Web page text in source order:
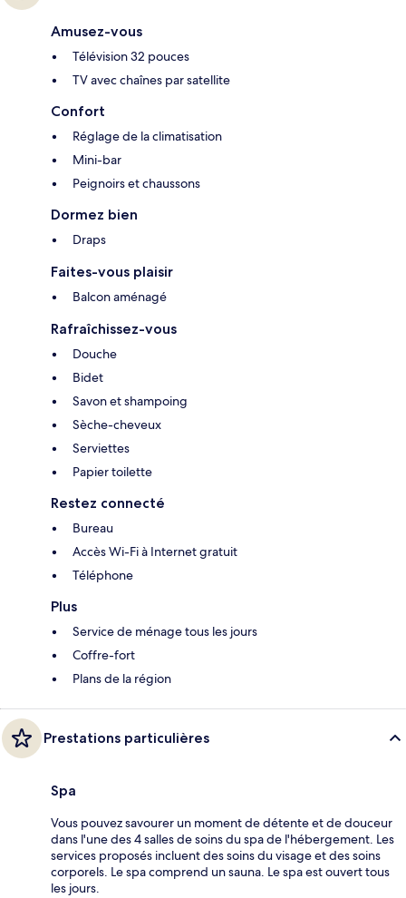
Amusez-vous
Télévision 32 pouces
TV avec chaînes par satellite
Confort
Réglage de la climatisation
Mini-bar
Peignoirs et chaussons
Dormez bien
Draps
Faites-vous plaisir
Balcon aménagé
Rafraîchissez-vous
Douche
Bidet
Savon et shampoing
Sèche-cheveux
Serviettes
Papier toilette
Restez connecté
Bureau
Accès Wi-Fi à Internet gratuit
Téléphone
Plus
Service de ménage tous les jours
Coffre-fort
Plans de la région
Prestations particulières
Spa
Vous pouvez savourer un moment de détente et de douceur
dans l'une des 4 salles de soins du spa de l'hébergement. Les
services proposés incluent des soins du visage et des soins
corporels. Le spa comprend un sauna. Le spa est ouvert tous
les jours.